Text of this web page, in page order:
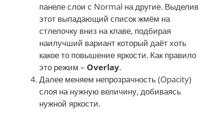
панеле слои с Normal на другие. Выделив
этот выпадающий список жмём на
стлелочку вниз на клаве, подбирая
наилучший вариант который даёт хоть
какое то повышение яркости. Как правило
это режим – Overlay.
Далее меняем непрозрачность (Opacity)
слоя на нужную величину, добиваясь
нужной яркости.